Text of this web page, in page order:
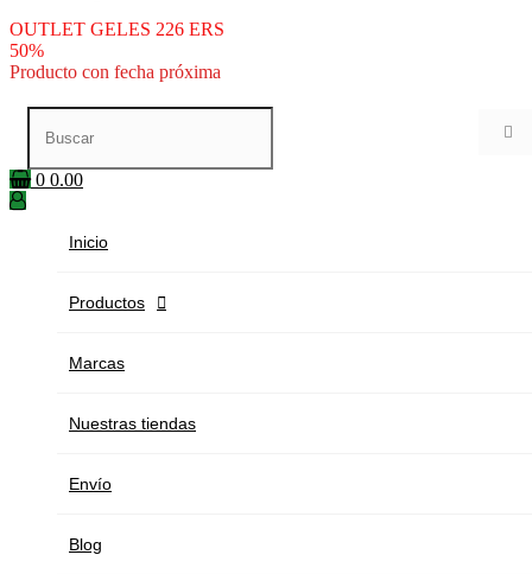
OUTLET GELES 226 ERS
50%
Producto con fecha próxima

0 0.00
Inicio
Productos 
Marcas
Nuestras tiendas
Envío
Blog